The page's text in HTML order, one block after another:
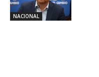
NACIONAL